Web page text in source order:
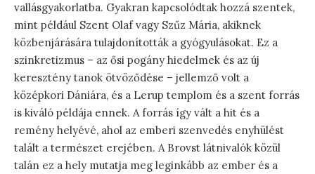
vallásgyakorlatba. Gyakran kapcsolódtak hozzá szentek,
mint például Szent Olaf vagy Szűz Mária, akiknek
közbenjárására tulajdonították a gyógyulásokat. Ez a
szinkretizmus – az ősi pogány hiedelmek és az új
keresztény tanok ötvöződése – jellemző volt a
középkori Dániára, és a Lerup templom és a szent forrás
is kiváló példája ennek. A forrás így vált a hit és a
remény helyévé, ahol az emberi szenvedés enyhülést
talált a természet erejében. A Brovst látnivalók közül
talán ez a hely mutatja meg leginkább az ember és a